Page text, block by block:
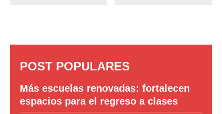
POST POPULARES
Más escuelas renovadas: fortalecen
espacios para el regreso a clases